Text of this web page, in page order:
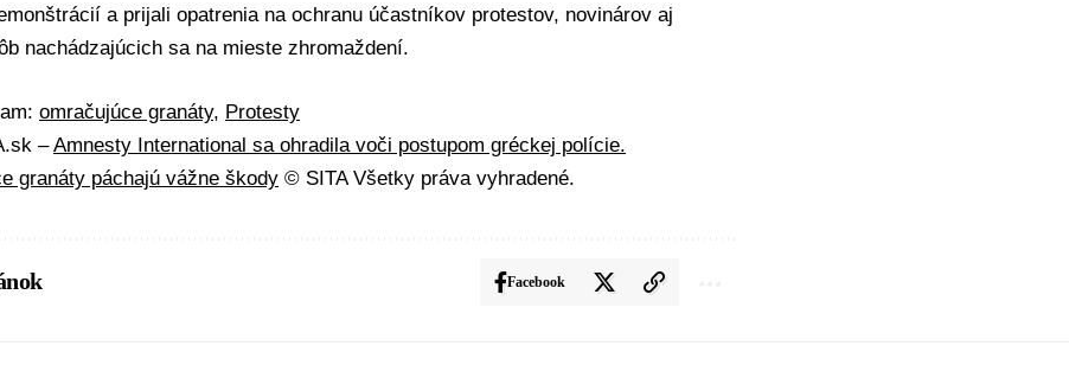
a prijali opatrenia na ochranu účastníkov protestov, novinárov aj
nachádzajúcich sa na mieste zhromaždení.
omračujúce granáty, Protesty
–Amnesty International sa ohradila voči postupom gréckej polície.
granáty páchajú vážne škody © SITA Všetky práva vyhradené.
Facebook